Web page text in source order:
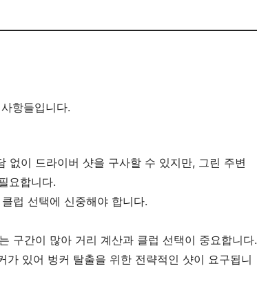
항들입니다.
이 드라이버 샷을 구사할 수 있지만, 그린 주변
요합니다.
럽 선택에 신중해야 합니다.
구간이 많아 거리 계산과 클럽 선택이 중요합니다.
있어 벙커 탈출을 위한 전략적인 샷이 요구됩니